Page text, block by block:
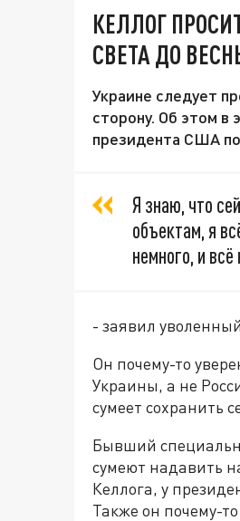
КЕЛЛОГ
СВЕТА ДО
Украине следует
сторону. Об этом
президента США
Я знаю, что
объектам, я
немного, и
- заявил
Он почему-то
Украины, а не
сумеет сохранить
Бывший
сумеют надавить
Келлога, у
Также он почему-